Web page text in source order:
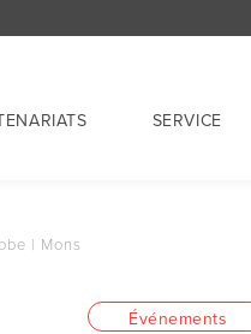
SERVICE
| Mons
Événements